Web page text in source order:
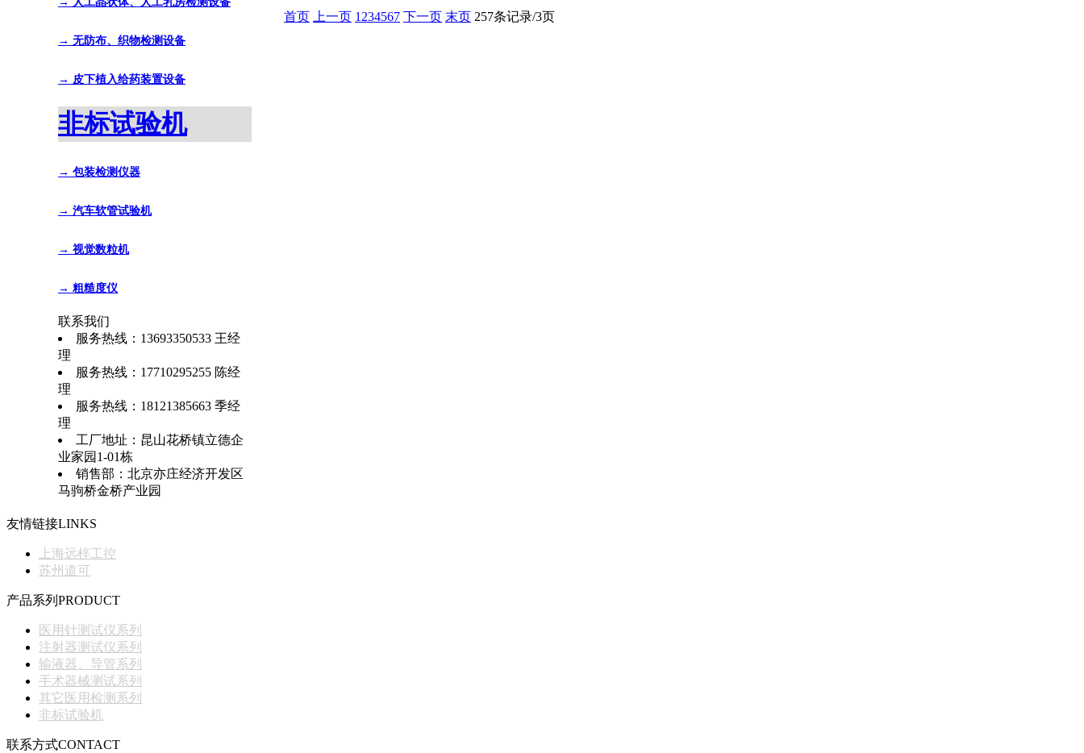
→ 无防布、织物检测设备
→ 皮下植入给药装置设备
非标试验机
→ 包装检测仪器
→ 汽车软管试验机
→ 视觉数粒机
→ 粗糙度仪
联系我们
服务热线：13693350533 王经
理
服务热线：17710295255 陈经
理
服务热线：18121385663 季经
理
工厂地址：昆山花桥镇立德企
业家园1-01栋
销售部：北京亦庄经济开发区
马驹桥金桥产业园
首页 上一页 1 234567 下一页 末页 257条记录/3页
友情链接LINKS
上海远梓工控
苏州道可
产品系列 PRODUCT
医用针测试仪系列
注射器测试仪系列
输液器、导管系列
手术器械测试系列
其它医用检测系列
非标试验机
联系方式CONTACT